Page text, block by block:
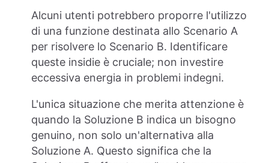
Alcuni utenti potrebbero proporre l'utilizzo
di una funzione destinata allo Scenario A
per risolvere lo Scenario B. Identificare
queste insidie è cruciale; non investire
eccessiva energia in problemi indegni.
L'unica situazione che merita attenzione è
quando la Soluzione B indica un bisogno
genuino, non solo un'alternativa alla
Soluzione A. Questo significa che la